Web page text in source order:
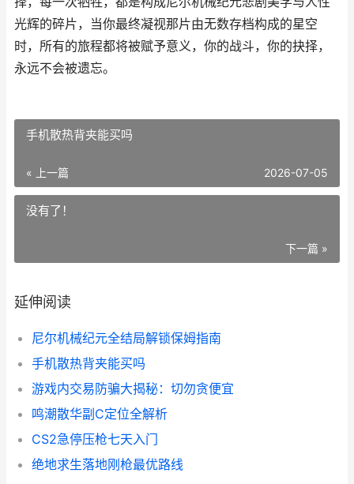
光辉的碎片，当你最终凝视那片由无数存档构成的星空
时，所有的旅程都将被赋予意义，你的战斗，你的抉择，
永远不会被遗忘。
手机散热背夹能买吗
« 上一篇 2026-07-05
没有了！
下一篇 »
延伸阅读
尼尔机械纪元全结局解锁保姆指南
手机散热背夹能买吗
游戏内交易防骗大揭秘：切勿贪便宜
鸣潮散华副C定位全解析
CS2急停压枪七天入门
绝地求生落地刚枪最优路线